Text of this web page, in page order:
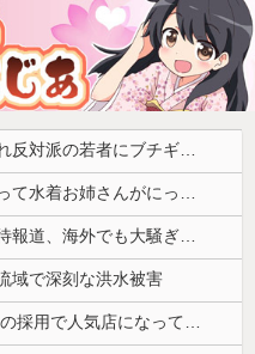
【悲報】ホリエモン、移民受け入れ反対派の若者にブチギレ「差別するなんて最低だ！」 → スタジオ誰も反論できず沈黙 ………
会社のカメラ部で「商品を手に持って水着お姉さんがにっこり」を撮影、だがお姉さんは素人アルバイトで親バレした結果……
韓国人「韓国サッカー協会の性接待報道、海外でも大騒ぎに・・・2002年W杯4強の記録取り消しの声も」→「マジで国の恥だ」「2002年まで疑う価値...
域で深刻な洪水被害
【動画】 町の中華料理屋さん、娘の採用で人気店になってしまう